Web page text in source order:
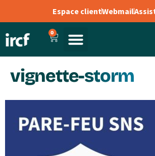
Espace clientWebmail
0
vignette-storm